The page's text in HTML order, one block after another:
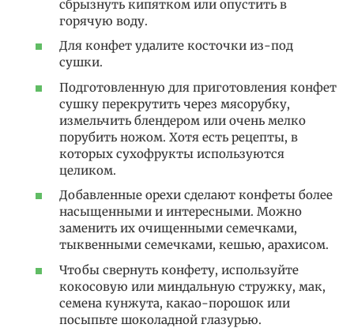
сбрызнуть кипятком или опустить в
горячую воду.
Для конфет удалите косточки из-под
сушки.
Подготовленную для приготовления конфет
сушку перекрутить через мясорубку,
измельчить блендером или очень мелко
порубить ножом. Хотя есть рецепты, в
которых сухофрукты используются
целиком.
Добавленные орехи сделают конфеты более
насыщенными и интересными. Можно
заменить их очищенными семечками,
тыквенными семечками, кешью, арахисом.
Чтобы свернуть конфету, используйте
кокосовую или миндальную стружку, мак,
семена кунжута, какао-порошок или
посыпьте шоколадной глазурью.